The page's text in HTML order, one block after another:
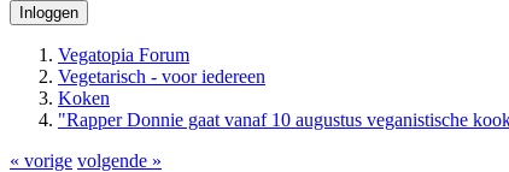
Inloggen
Vegatopia Forum
Vegetarisch - voor iedereen
Koken
"Rapper Donnie gaat vanaf 10 augustus veganistische
« vorige volgende »